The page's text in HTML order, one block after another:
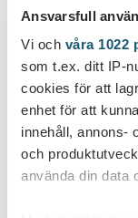
Ansvarsfull
Vi och våra 1022
som t.ex. ditt IP-
cookies för att
enhet för att
innehåll, annons-
och
använda din data
https://
och välj båtplats
de obligatoriska
skickas till den
Aktietecknaren